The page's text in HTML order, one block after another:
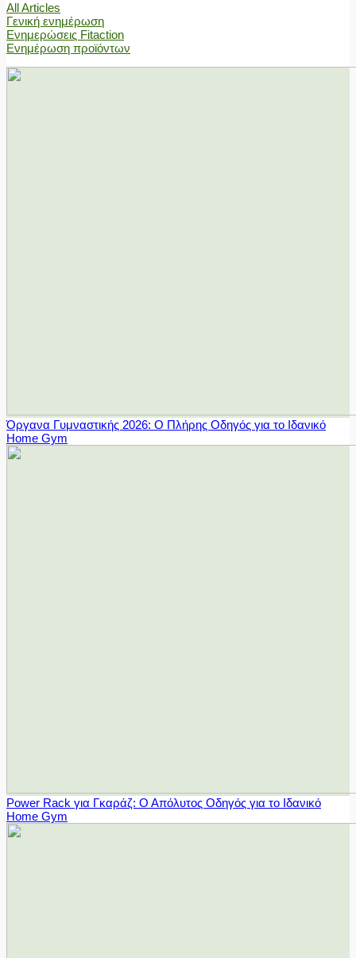
All Articles
Γενική ενημέρωση
Ενημερώσεις Fitaction
Ενημέρωση προϊόντων
Όργανα Γυμναστικής 2026: Ο Πλήρης Οδηγός για το Ιδανικό
Home Gym
Power Rack για Γκαράζ: Ο Απόλυτος Οδηγός για το Ιδανικό
Home Gym